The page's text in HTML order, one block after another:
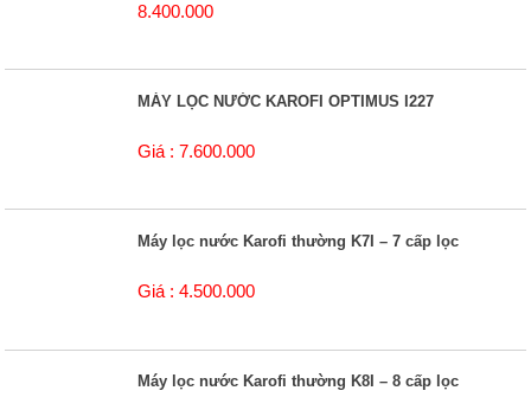
8.400.000
MÁY LỌC NƯỚC KAROFI OPTIMUS I227
Giá : 7.600.000
Máy lọc nước Karofi thường K7I – 7 cấp lọc
Giá : 4.500.000
Máy lọc nước Karofi thường K8I – 8 cấp lọc